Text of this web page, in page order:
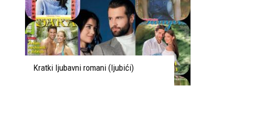
Kratki ljubavni romani (ljubići)